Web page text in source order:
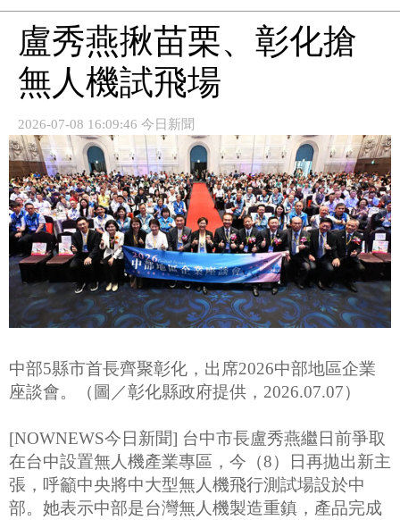
盧秀燕揪苗栗、彰化搶
無人機試飛場
2026-07-08 16:09:46 今日新聞
中部5縣市首長齊聚彰化，出席2026中部地區企業
座談會。（圖／彰化縣政府提供，2026.07.07）
[NOWNEWS今日新聞] 台中市長盧秀燕繼日前爭取
在台中設置無人機產業專區，今（8）日再拋出新主
張，呼籲中央將中大型無人機飛行測試場設於中
部。她表示中部是台灣無人機製造重鎮，產品完成